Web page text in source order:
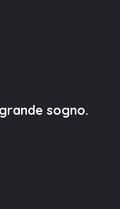
sogno.